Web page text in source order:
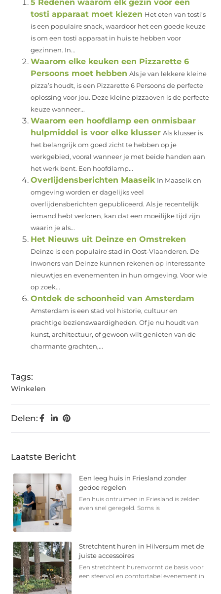
5 Redenen waarom elk gezin voor een
tosti apparaat moet kiezen Het eten van tosti’s
is een populaire snack, waardoor het een goede keuze
is om een tosti apparaat in huis te hebben voor
gezinnen. In...
Waarom elke keuken een Pizzarette 6
Persoons moet hebben Als je van lekkere kleine
pizza’s houdt, is een Pizzarette 6 Persoons de perfecte
oplossing voor jou. Deze kleine pizzaoven is de perfecte
keuze wanneer...
Waarom een hoofdlamp een onmisbaar
hulpmiddel is voor elke klusser Als klusser is
het belangrijk om goed zicht te hebben op je
werkgebied, vooral wanneer je met beide handen aan
het werk bent. Een hoofdlamp...
Overlijdensberichten Maaseik In Maaseik en
omgeving worden er dagelijks veel
overlijdensberichten gepubliceerd. Als je recentelijk
iemand hebt verloren, kan dat een moeilijke tijd zijn
waarin je als...
Het Nieuws uit Deinze en Omstreken
Deinze is een populaire stad in Oost-Vlaanderen. De
inwoners van Deinze kunnen rekenen op interessante
nieuwtjes en evenementen in hun omgeving. Voor wie
op zoek...
Ontdek de schoonheid van Amsterdam
Amsterdam is een stad vol historie, cultuur en
prachtige bezienswaardigheden. Of je nu houdt van
kunst, architectuur, of gewoon wilt genieten van de
charmante grachten,...
Tags:
Winkelen
Delen:
Laatste Bericht
Een leeg huis in Friesland zonder
gedoe regelen
Een huis ontruimen in Friesland is zelden
even snel geregeld. Soms is
Stretchtent huren in Hilversum met de
juiste accessoires
Een stretchtent hurenvormt de basis voor
een sfeervol en comfortabel evenement in